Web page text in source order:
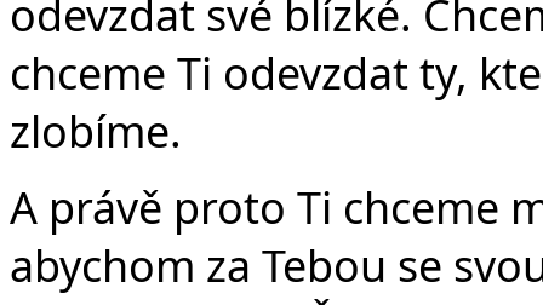
odevzdat své blízké.
chceme Ti odevzdat ty,
zlobíme.
A právě proto Ti chceme
abychom za Tebou se